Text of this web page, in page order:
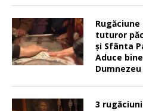
tuturor
şi Sfânta
Aduce
3